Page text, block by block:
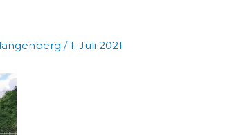
/1. Juli 2021